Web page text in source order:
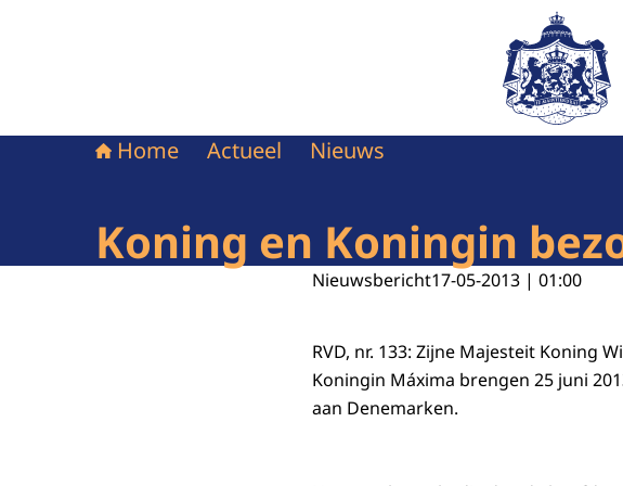
Naar de
Home Actueel Nieuws
Koning en Koningin
Nieuwsbericht17-05-2013 | 01:00
RVD, nr. 133: Zijne Majesteit Koning
Koningin Máxima brengen 25 juni
aan Denemarken.